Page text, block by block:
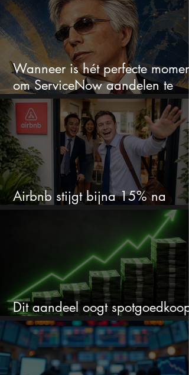
Wanneer is hét perfecte moment
om ServiceNow aandelen te
kopen?
Airbnb stijgt bijna 15% na
cijfers: vooral dit AI-cijfer valt op
Dit aandeel oogt spotgoedkoop
voor hoeveel het kan stijgen